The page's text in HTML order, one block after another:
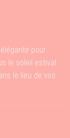
pour
le soleil estival
le lieu de vos